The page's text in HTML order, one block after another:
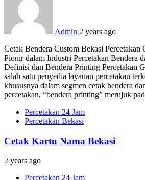
Admin 2 years ago
Cetak Bendera Custom Bekasi Percetakan
Pionir dalam Industri Percetakan Bendera
Definisi dan Bendera Printing Percetakan
salah satu penyedia layanan percetakan
khususnya dalam segmen cetak bendera
percetakan, “bendera printing” merujuk
Percetakan 24 Jam
Percetakan Bekasi
Cetak Kartu Nama Bekasi
2 years ago
Percetakan 24 Jam